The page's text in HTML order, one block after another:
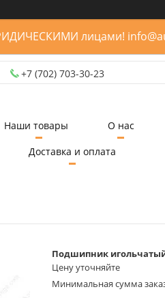
лицами!
+7 (702) 703-30-23
Наши товары О нас
Доставка и оплата
Подшипник игольчатый
Цену уточняйте
Минимальная сумма